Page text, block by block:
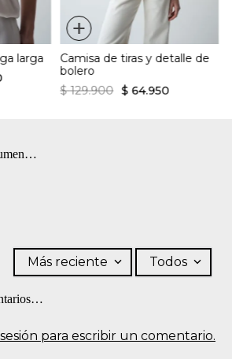
larga
+
Camisa de tiras y detalle de
bolero
$ 129.900 $ 64.950
para escribir un comentario.
Más reciente Todos